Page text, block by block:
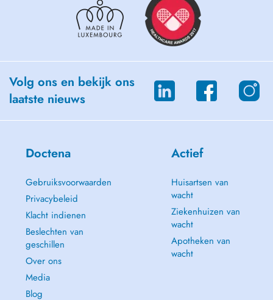
Volg ons en bekijk ons
laatste nieuws
Doctena
Gebruiksvoorwaarden
Privacybeleid
Klacht indienen
Beslechten van
geschillen
Over ons
Media
Blog
Actief
Huisartsen van
wacht
Ziekenhuizen van
wacht
Apotheken van
wacht